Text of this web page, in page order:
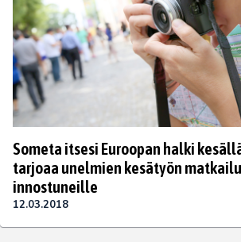
Someta itsesi Euroopan halki
tarjoaa unelmien kesätyön
innostuneille
12.03.2018